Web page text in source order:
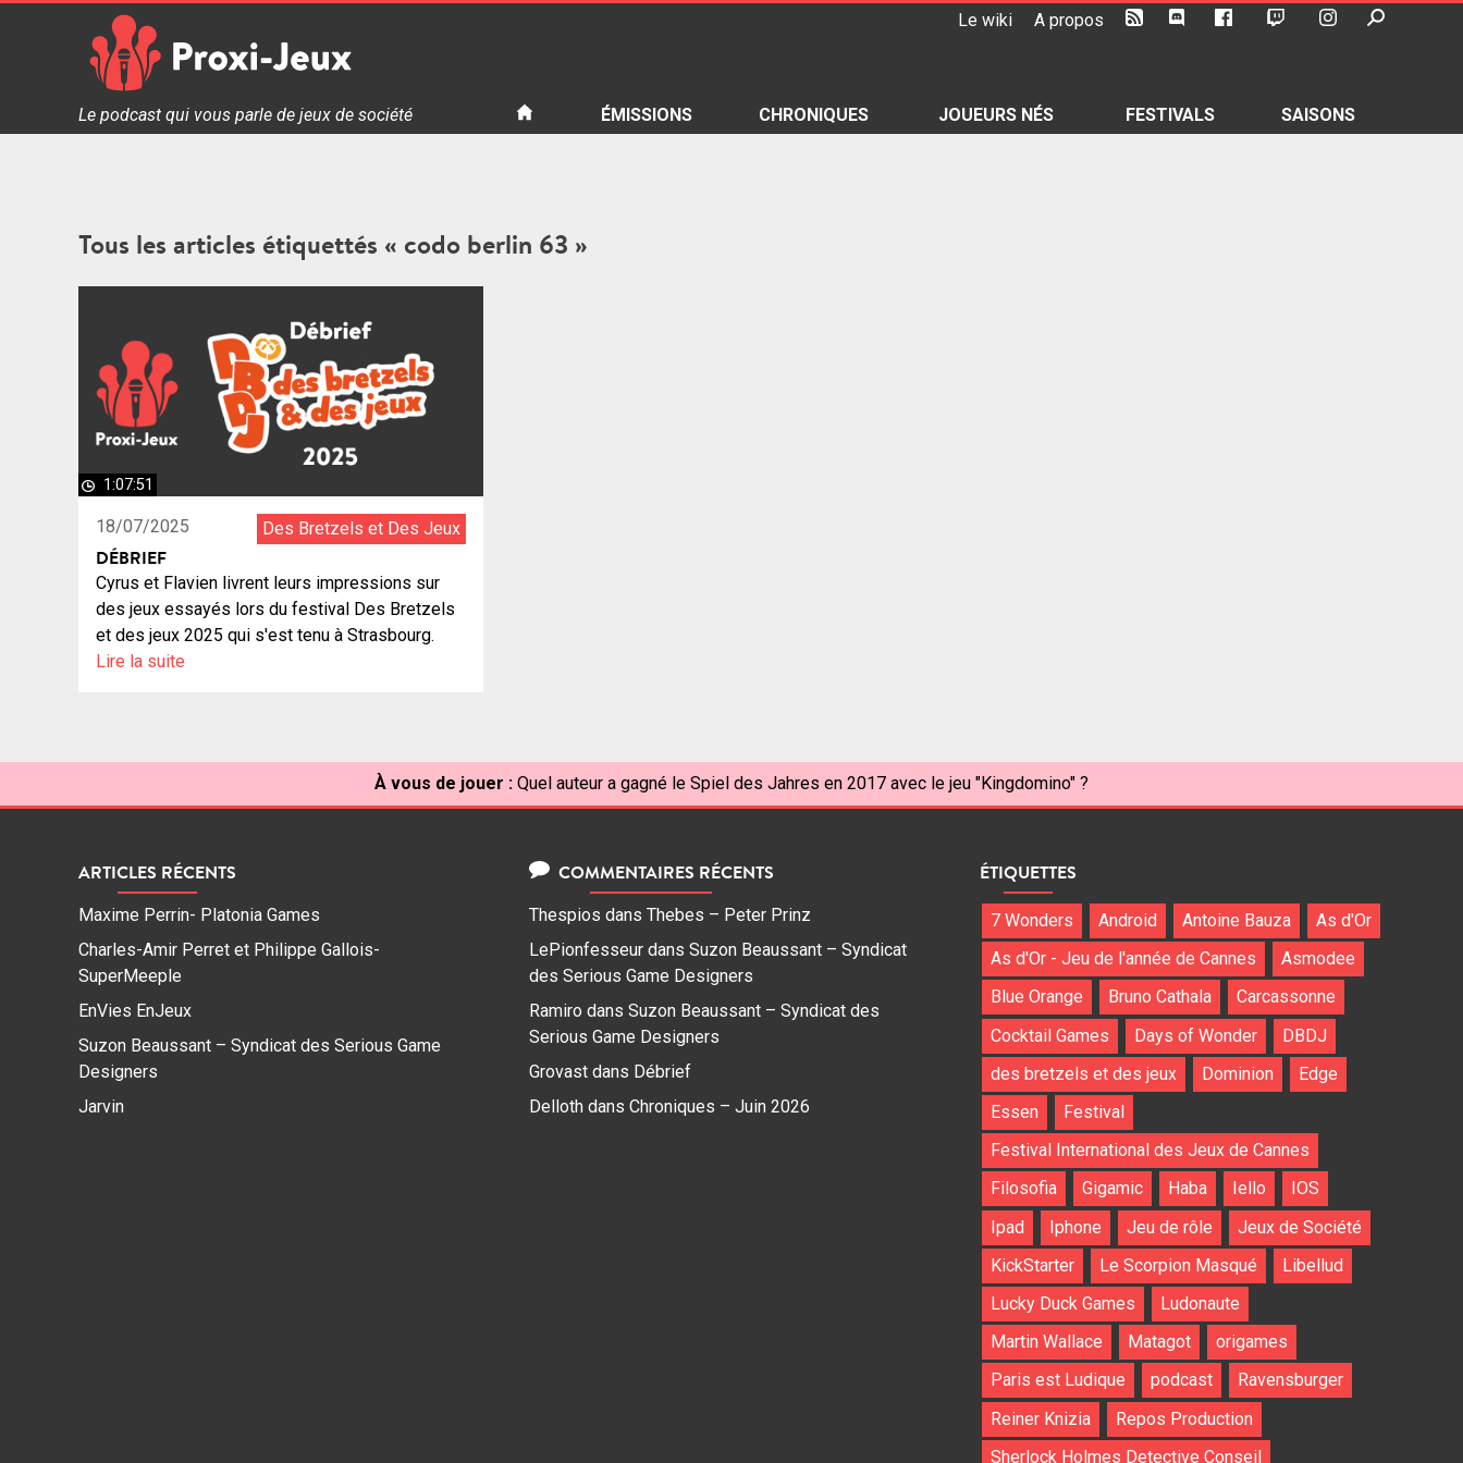
Le wiki A propos
Proxi Jeux - Le podcast qui vous parle de jeux de société
Le podcast qui vous parle de jeux de société ÉMISSIONS CHRONIQUES JOUEURS NÉS FESTIVALS SAISONS
Tous les articles étiquettés « codo berlin 63 »
1:07:51
18/07/2025 Des Bretzels et Des Jeux
DÉBRIEF
Cyrus et Flavien livrent leurs impressions sur
des jeux essayés lors du festival Des Bretzels
et des jeux 2025 qui s'est tenu à Strasbourg.
Lire la suite
À vous de jouer : Quel auteur a gagné le Spiel des Jahres en 2017 avec le jeu "Kingdomino" ?
ARTICLES RÉCENTS
Maxime Perrin- Platonia Games
Charles-Amir Perret et Philippe Gallois-
SuperMeeple
EnVies EnJeux
Suzon Beaussant – Syndicat des Serious Game
Designers
Jarvin
COMMENTAIRES RÉCENTS
Thespios dans Thebes – Peter Prinz
LePionfesseur dans Suzon Beaussant – Syndicat
des Serious Game Designers
Ramiro dans Suzon Beaussant – Syndicat des
Serious Game Designers
Grovast dans Débrief
Delloth dans Chroniques – Juin 2026
ÉTIQUETTES
7 Wonders Android Antoine Bauza
As d'Or
As d'Or - Jeu de l'année de Cannes
Asmodee
Blue Orange
Bruno Cathala
Carcassonne
Cocktail Games
Days of Wonder
DBDJ
des bretzels et des jeux
Dominion
Edge
Essen
Festival
Festival International des Jeux de Cannes
Filosofia
Gigamic Haba Iello
IOS
Ipad
Iphone Jeu de rôle
Jeux de Société
KickStarter
Le Scorpion Masqué
Libellud
Lucky Duck Games
Ludonaute
Martin Wallace
Matagot
origames
Paris est Ludique
podcast
Ravensburger
Reiner Knizia
Repos Production
Sherlock Holmes Detective Conseil